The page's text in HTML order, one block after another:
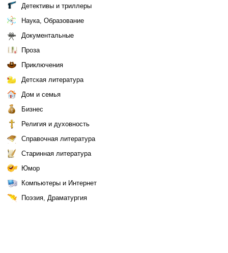
Детективы и триллеры
Наука, Образование
Документальные
Проза
Приключения
Детская литература
Дом и семья
Бизнес
Религия и духовность
Справочная литература
Старинная литература
Юмор
Компьютеры и Интернет
Поэзия, Драматургия